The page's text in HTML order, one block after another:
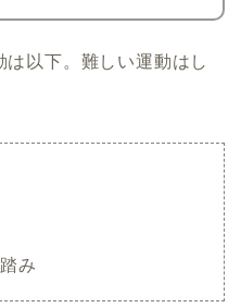
以下。難しい運動はし
み